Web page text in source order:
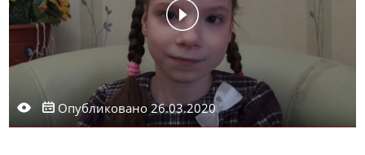
Опубликовано 26.03.2020